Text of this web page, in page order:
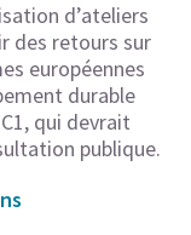
d’ateliers
des retours sur
européennes
durable
qui devrait
publique.